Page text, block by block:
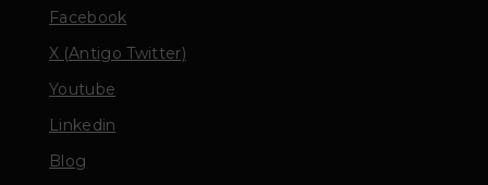
Facebook
X (Antigo Twitter)
Youtube
Linkedin
Blog